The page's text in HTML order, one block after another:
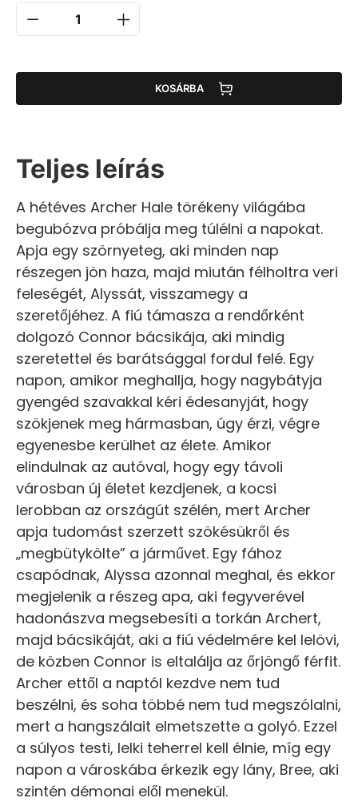
KOSÁRBA
Teljes leírás
A hétéves Archer Hale törékeny világába
begubózva próbálja meg túlélni a napokat.
Apja egy szörnyeteg, aki minden nap
részegen jön haza, majd miután félholtra veri
feleségét, Alyssát, visszamegy a
szeretőjéhez. A fiú támasza a rendőrként
dolgozó Connor bácsikája, aki mindig
szeretettel és barátsággal fordul felé. Egy
napon, amikor meghallja, hogy nagybátyja
gyengéd szavakkal kéri édesanyját, hogy
szökjenek meg hármasban, úgy érzi, végre
egyenesbe kerülhet az élete. Amikor
elindulnak az autóval, hogy egy távoli
városban új életet kezdjenek, a kocsi
lerobban az országút szélén, mert Archer
apja tudomást szerzett szökésükről és
„megbütykölte” a járművet. Egy fához
csapódnak, Alyssa azonnal meghal, és ekkor
megjelenik a részeg apa, aki fegyverével
hadonászva megsebesíti a torkán Archert,
majd bácsikáját, aki a fiú védelmére kel lelövi,
de közben Connor is eltalálja az őrjöngő férfit.
Archer ettől a naptól kezdve nem tud
beszélni, és soha többé nem tud megszólalni,
mert a hangszálait elmetszette a golyó. Ezzel
a súlyos testi, lelki teherrel kell élnie, míg egy
napon a városkába érkezik egy lány, Bree, aki
szintén démonai elől menekül.